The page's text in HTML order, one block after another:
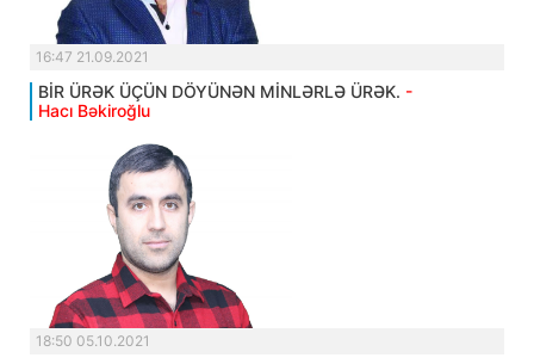
16:47 21.09.2021
BİR ÜRƏK ÜÇÜN DÖYÜNƏN MİNLƏRLƏ ÜRƏK. -
Hacı Bəkiroğlu
18:50 05.10.2021